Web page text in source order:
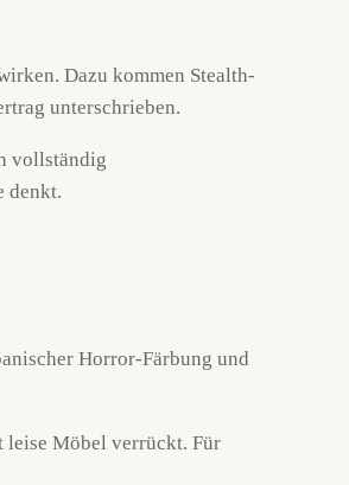
Dazu kommen Stealth-
unterschrieben.
vollständig
denkt.
Horror-Färbung und
leise Möbel verrückt. Für